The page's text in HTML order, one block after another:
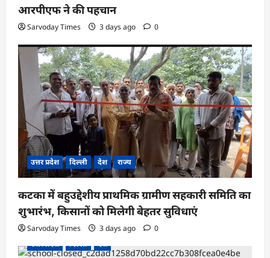
आरपीएफ ने की पहचान
Sarvoday Times 3 days ago 0
उत्तर प्रदेश दिल्ली देश राज्य
कटका में बहुउद्देशीय प्राथमिक ग्रामीण सहकारी समिति का
शुभारंभ, किसानों को मिलेगी बेहतर सुविधाएं
Sarvoday Times 3 days ago
0
उत्तर प्रदेश
दिल्ली देश